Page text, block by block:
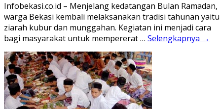
Infobekasi.co.id – Menjelang kedatangan Bulan Ramadan,
warga Bekasi kembali melaksanakan tradisi tahunan yaitu
ziarah kubur dan munggahan. Kegiatan ini menjadi cara
bagi masyarakat untuk mempererat … Selengkapnya →